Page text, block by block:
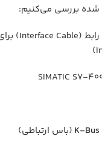
بررسی می‌کنیم:
K-Bus (باس ارتباطی)